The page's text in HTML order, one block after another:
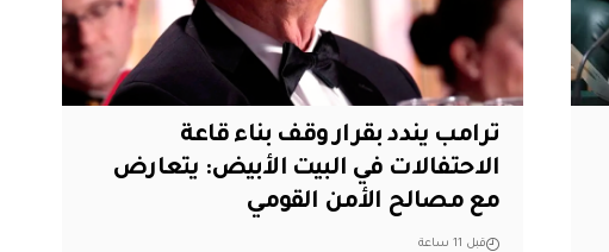
ترامب يندد بقرار وقف بناء قاعة
الاحتفالات في البيت الأبيض: يتعارض
مع مصالح الأمن القومي
قبل 11 ساعة